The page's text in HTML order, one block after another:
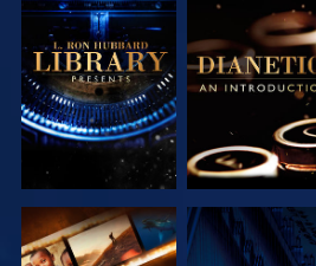
VERKEN DE
SERIE
VERKEN DE
SERIE